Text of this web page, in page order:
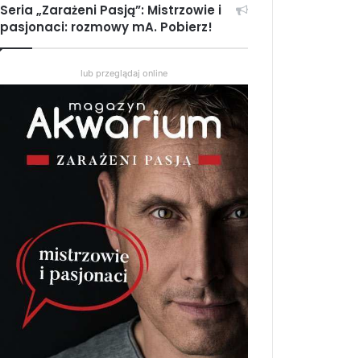
Seria „Zarażeni Pasją”: Mistrzowie i
pasjonaci: rozmowy mA. Pobierz!
lub przeglądaj online